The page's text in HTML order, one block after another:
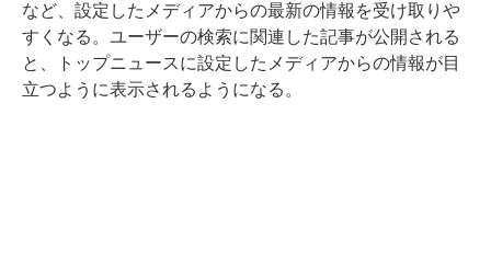
など、設定したメディアからの最新の情報を受け取りや
すくなる。ユーザーの検索に関連した記事が公開される
と、トップニュースに設定したメディアからの情報が目
立つように表示されるようになる。